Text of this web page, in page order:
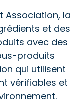
Association, la
et des
avec des
produits
qui utilisent
vérifiables et